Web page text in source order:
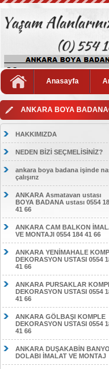
Anasayfa
ANKARA BOYA
HAKKIMIZDA
NEDEN BİZİ SEÇMELİSİNİZ?
ankara boya badana işinde
çalışırız
ANKARA Asmatavan ustası
BOYA BADANA ustası 0554
41 66
ANKARA CAM BALKON
VE MONTAJI 0554 184 41 66
ANKARA YENİMAHALE
DEKORASYON USTASI 0554
41 66
ANKARA PURSAKLAR
DEKORASYON USTASI 0554
41 66
ANKARA GÖLBAŞI KOMPLE
DEKORASYON USTASI 0554
41 66
ANKARA DUŞAKABİN BANYO
DOLABI İMALAT VE MONTAJ